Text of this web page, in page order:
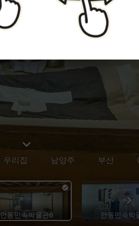
우리집 남양주 부산
안동민속박물관8 안동민속박